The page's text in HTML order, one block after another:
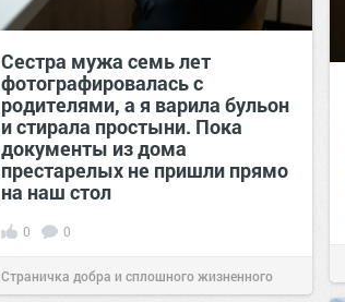
Сестра мужа семь лет
фотографировалась с
родителями, а я варила бульон
и стирала простыни. Пока
документы из дома
престарелых не пришли прямо
на наш стол
0 0
Страничка добра и сплошного жизненного